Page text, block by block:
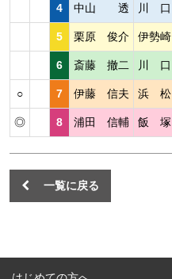
4 中山 透 川 口
5 栗原 俊介 伊勢崎
6 斎藤 撤二 川 口
○ 7 伊藤 信夫 浜 松
◎ 8 浦田 信輔 飯 塚
一覧に戻る